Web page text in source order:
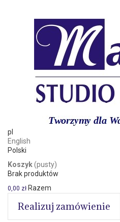
pl
English
Polski
Koszyk(pusty)
Brak produktów
0,00 zł Razem
Realizuj zamówienie